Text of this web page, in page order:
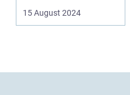
Frederiksberg, hv...
15 August 2024